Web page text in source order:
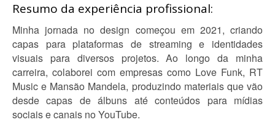
Resumo da experiência profissional:
Minha jornada no design começou em 2021, criando
capas para plataformas de streaming e identidades
visuais para diversos projetos. Ao longo da minha
carreira, colaborei com empresas como Love Funk, RT
Music e Mansão Mandela, produzindo materiais que vão
desde capas de álbuns até conteúdos para mídias
sociais e canais no YouTube.